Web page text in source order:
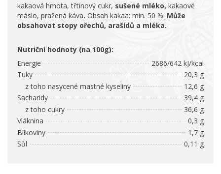
kakaová hmota, třtinový cukr, sušené mléko, kakaové
máslo, pražená káva. Obsah kakaa: min. 50 %. Může
obsahovat stopy ořechů, arašídů a mléka.
Nutriční hodnoty (na 100g):
Energie
2686/642 kJ/kcal
Tuky
20,3 g
z toho nasycené mastné kyseliny
12,6 g
Sacharidy
39,4 g
z toho cukry
36,6 g
Vláknina
0,3 g
Bílkoviny
1,7 g
Sůl
0,11 g